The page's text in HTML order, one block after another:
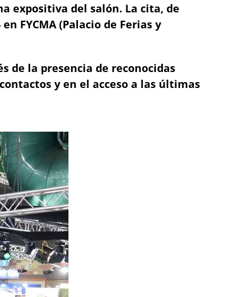
expositiva del salón. La cita, de
FYCMA (Palacio de Ferias y
de la presencia de reconocidas
y en el acceso a las últimas